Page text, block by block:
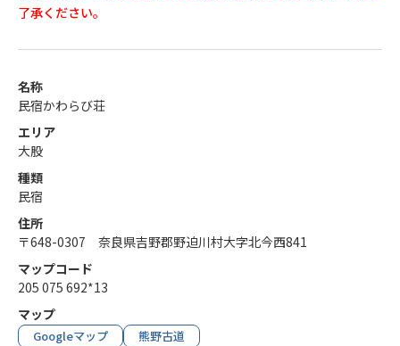
了承ください。
名称
民宿かわらび荘
エリア
大股
種類
民宿
住所
〒648-0307 奈良県吉野郡野迫川村大字北今西841
マップコード
205 075 692*13
マップ
Googleマップ 熊野古道